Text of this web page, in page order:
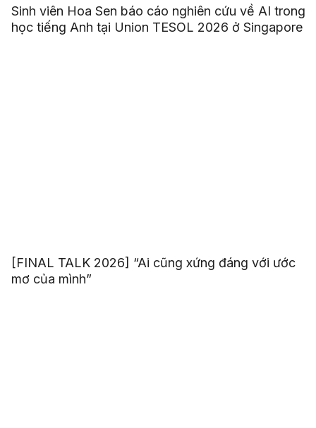
Sinh viên Hoa Sen báo cáo nghiên cứu về AI trong
học tiếng Anh tại Union TESOL 2026 ở Singapore
[FINAL TALK 2026] “Ai cũng xứng đáng với ước
mơ của mình”